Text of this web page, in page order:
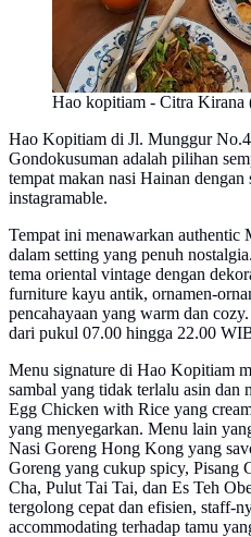
Hao kopitiam - Citra Kirana
Hao Kopitiam di Jl. Munggur
Gondokusuman adalah pilihan
tempat makan nasi Hainan dengan
instagramable.
Tempat ini menawarkan authentic
dalam setting yang penuh
tema oriental vintage dengan
furniture kayu antik, ornamen-
pencahayaan yang warm dan
dari pukul 07.00 hingga 22.00
Menu signature di Hao Kopitiam
sambal yang tidak terlalu asin dan
Egg Chicken with Rice yang
yang menyegarkan. Menu lain
Nasi Goreng Hong Kong yang
Goreng yang cukup spicy, Pisang
Cha, Pulut Tai Tai, dan Es Teh
tergolong cepat dan efisien, staff-
accommodating terhadap tamu